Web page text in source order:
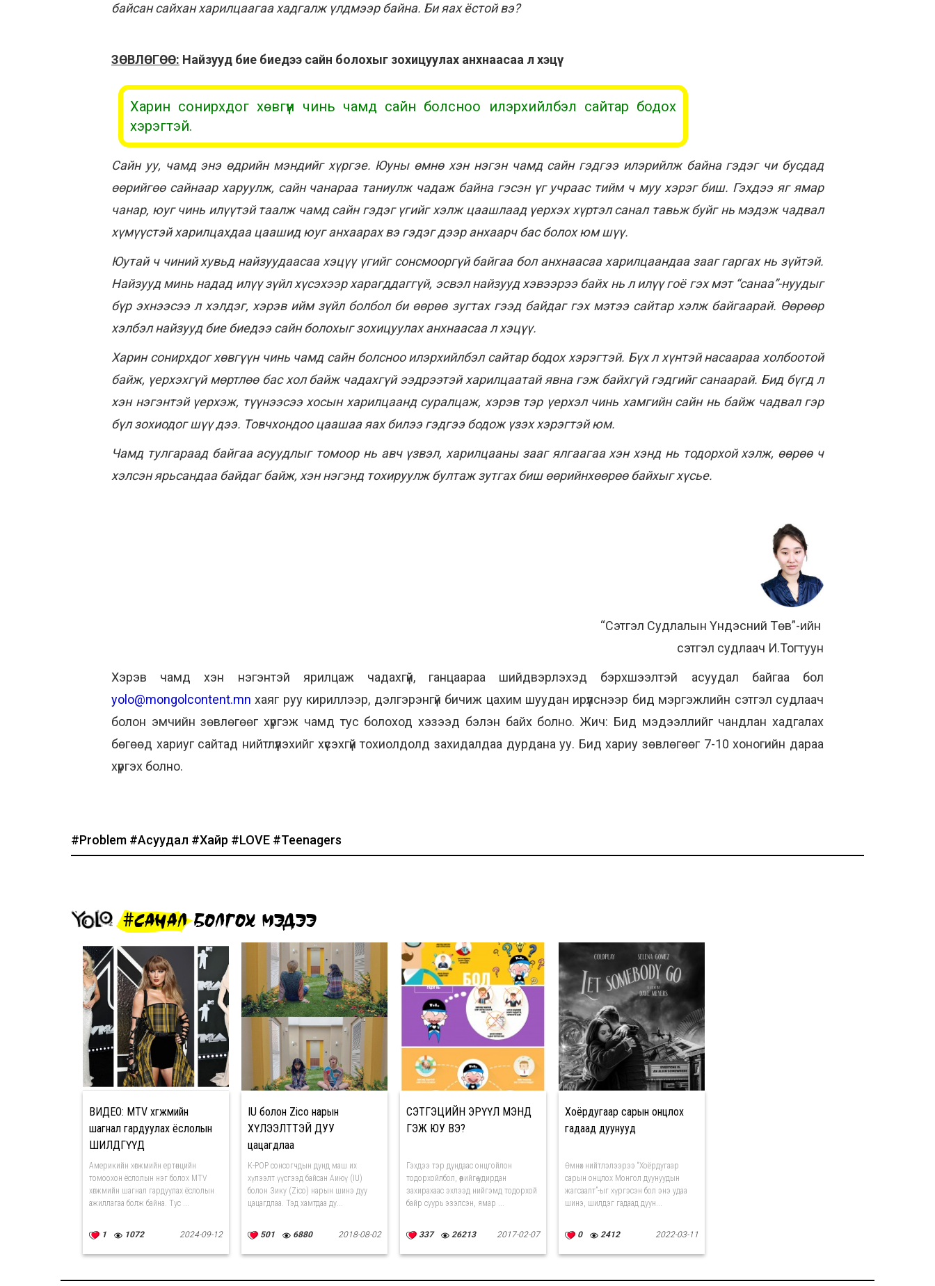
байсан сайхан харилцаагаа хадгалж үлдмээр байна. Би яах ёстой вэ?
ЗӨВЛӨГӨӨ: Найзууд бие биедээ сайн болохыг зохицуулах анхнаасаа л хэцүү
Харин сонирхдог хөвгүүн чинь чамд сайн болсноо илэрхийлбэл сайтар бодох
хэрэгтэй.
Сайн уу, чамд энэ өдрийн мэндийг хүргэе. Юуны өмнө хэн нэгэн чамд сайн гэдгээ илэрийлж байна гэдэг чи бусдад
өөрийгөө сайнаар харуулж, сайн чанараа таниулж чадаж байна гэсэн үг учраас тийм ч муу хэрэг биш. Гэхдээ яг ямар
чанар, юуг чинь илүүтэй таалж чамд сайн гэдэг үгийг хэлж цаашлаад үерхэх хүртэл санал тавьж буйг нь мэдэж чадвал
хүмүүстэй харилцахдаа цаашид юуг анхаарах вэ гэдэг дээр анхаарч бас болох юм шүү.
Юутай ч чиний хувьд найзуудаасаа хэцүү үгийг сонсмооргүй байгаа бол анхнаасаа харилцаандаа зааг гаргах нь зүйтэй.
Найзууд минь надад илүү зүйл хүсэхээр харагддаггүй, эсвэл найзууд хэвээрээ байх нь л илүү гоё гэх мэт “санаа”-нуудыг
бүр эхнээсээ л хэлдэг, хэрэв ийм зүйл болбол би өөрөө зугтах гээд байдаг гэх мэтээ сайтар хэлж байгаарай. Өөрөөр
хэлбэл найзууд бие биедээ сайн болохыг зохицуулах анхнаасаа л хэцүү.
Харин сонирхдог хөвгүүн чинь чамд сайн болсноо илэрхийлбэл сайтар бодох хэрэгтэй. Бүх л хүнтэй насаараа холбоотой
байж, үерхэхгүй мөртлөө бас хол байж чадахгүй ээдрээтэй харилцаатай явна гэж байхгүй гэдгийг санаарай. Бид бүгд л
хэн нэгэнтэй үерхэж, түүнээсээ хосын харилцаанд суралцаж, хэрэв тэр үерхэл чинь хамгийн сайн нь байж чадвал гэр
бүл зохиодог шүү дээ. Товчхондоо цаашаа яах билээ гэдгээ бодож үзэх хэрэгтэй юм.
Чамд тулгараад байгаа асуудлыг томоор нь авч үзвэл, харилцааны зааг ялгаагаа хэн хэнд нь тодорхой хэлж, өөрөө ч
хэлсэн ярьсандаа байдаг байж, хэн нэгэнд тохируулж бултаж зутгах биш өөрийнхөөрөө байхыг хүсье.
“Сэтгэл Судлалын Үндэсний Төв”-ийн
сэтгэл судлаач И.Тогтуун
Хэрэв чамд хэн нэгэнтэй ярилцаж чадахгүй, ганцаараа шийдвэрлэхэд бэрхшээлтэй асуудал байгаа бол
yolo@mongolcontent.mnхаяг руу кириллээр, дэлгэрэнгүй бичиж цахим шуудан ирүүлснээр бид мэргэжлийн сэтгэл судлаач
болон эмчийн зөвлөгөөг хүргэж чамд тус болоход хэзээд бэлэн байх болно. Жич: Бид мэдээллийг чандлан хадгалах
бөгөөд хариуг сайтад нийтлүүлэхийг хүсэхгүй тохиолдолд захидалдаа дурдана уу. Бид хариу зөвлөгөөг 7-10 хоногийн дараа
хүргэх болно.
#Problem #Асуудал #Хайр #LOVE #Teenagers
#САНАЛ БОЛГОХ МЭДЭЭ
ВИДЕО: МТV хөгжмийн
шагнал гардуулах ёслолын
ШИЛДГҮҮД
Америкийн хөгжмийн ертөнцийн
томоохон ёслолын нэг болох MTV
хөгжмийн шагнал гардуулах ёслолын
ажиллагаа болж байна. Тус ...
1 1072 2024-09-12
IU болон Zico нарын
ХҮЛЭЭЛТТЭЙ ДУУ
цацагдлаа
K-POP сонсогчдын дунд маш их
хүлээлт үүсгээд байсан Аиюү (IU)
болон Зику (Zico) нарын шинэ дуу
цацагдлаа. Тэд хамтдаа ду...
501 6880 2018-08-02
СЭТГЭЦИЙН ЭРҮҮЛ МЭНД
ГЭЖ ЮУ ВЭ?
Гэхдээ тэр дундаас онцгойлон
тодорхойлбол, өөрийгөө удирдан
захирахаас эхлээд нийгэмд тодорхой
байр суурь эзэлсэн, ямар ...
337 26213 2017-02-07
Хоёрдугаар сарын онцлох
гадаад дуунууд
Өмнөх нийтлэлээрээ “Хоёрдугаар
сарын онцлох Монгол дуунуудын
жагсаалт”-ыг хүргэсэн бол энэ удаа
шинэ, шилдэг гадаад дуун...
0 2412 2022-03-11